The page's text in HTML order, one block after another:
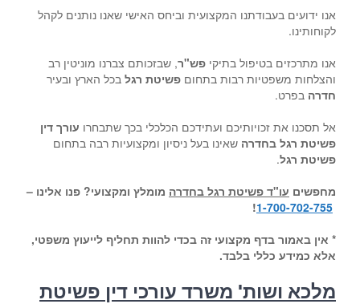
אנו ידועים בעבודתנו המקצועית וביחס האישי שאנו נותנים לקהל
לקוחותינו.
אנו מתרכזים בטיפול בתיקי פש"ר, שבזכותם צברנו מוניטין רב
והצלחות משפטיות רבות בתחום פשיטת רגל בכל הארץ ובעיר
חדרה בפרט.
אל תסכנו את זכויותיכם ועתידכם הכלכלי בכך שתבחרו עורך דין
פשיטת רגל בחדרה שאינו בעל ניסיון ומקצועיות רבה בתחום
פשיטת רגל.
מחפשים עו"ד פשיטת רגל בחדרה מומלץ ומקצועי? פנו אלינו –
1-700-702-755
!
* אין באמור בדף מקצועי זה בכדי להוות תחליף לייעוץ משפטי,
אלא כמידע כללי בלבד.
מלכא ושות' משרד עורכי דין פשיטת